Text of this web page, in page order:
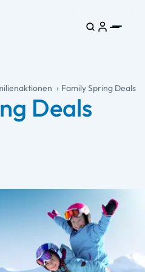
Family Spring Deals
Deals